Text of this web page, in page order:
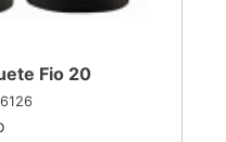
Fio 20